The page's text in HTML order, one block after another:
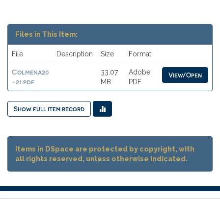
Files in This Item:
File Description Size Format
Colmena20
-21.pdf
33.07
MB
Adobe
PDF
View/Open
Show full item record
Items in DSpace are protected by copyright, with
all rights reserved, unless otherwise indicated.